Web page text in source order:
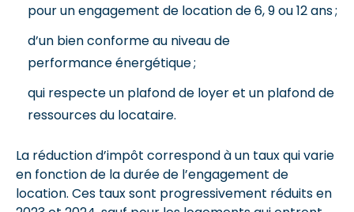
pour un engagement de location de 6, 9 ou 12 ans ;
d’un bien conforme au niveau de
performance énergétique ;
qui respecte un plafond de loyer et un plafond de
ressources du locataire.
La réduction d’impôt correspond à un taux qui varie
en fonction de la durée de l’engagement de
location. Ces taux sont progressivement réduits en